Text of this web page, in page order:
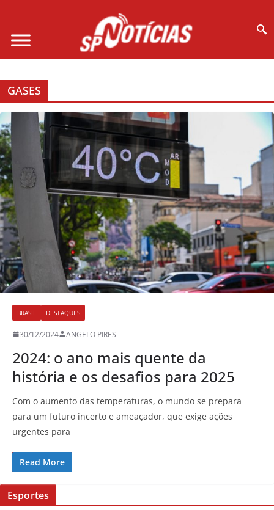
GASES
BRASIL DESTAQUES
30/12/2024 ANGELO PIRES
2024: o ano mais quente da
história e os desafios para 2025
Com o aumento das temperaturas, o mundo se prepara
para um futuro incerto e ameaçador, que exige ações
urgentes para
Read More
Esportes